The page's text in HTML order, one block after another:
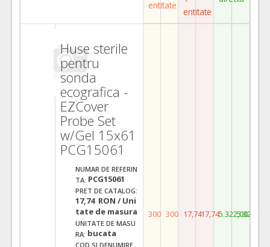
entitate
entitate
Huse sterile
pentru
sonda
ecografica -
EZCover
Probe Set
w/Gel 15x61
PCG15061
NUMAR DE REFERIN
TA: PCG15061
PRET DE CATALOG:
17,74 RON / Uni
tate de masura
UNITATE DE MASU
RA: bucata
COD SI DENUMIRE
300 300 17,7417,745.322,005.322,00